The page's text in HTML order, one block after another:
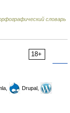
словарь
18+
Drupal,